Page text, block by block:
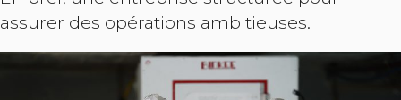
assurer des opérations ambitieuses.